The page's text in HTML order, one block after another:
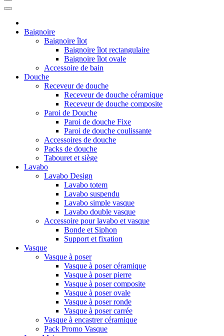
Baignoire
Baignoire îlot
Baignoire îlot rectangulaire
Baignoire îlot ovale
Accessoire de bain
Douche
Receveur de douche
Receveur de douche céramique
Receveur de douche composite
Paroi de Douche
Paroi de douche Fixe
Paroi de douche coulissante
Accessoires de douche
Packs de douche
Tabouret et siège
Lavabo
Lavabo Design
Lavabo totem
Lavabo suspendu
Lavabo simple vasque
Lavabo double vasque
Accessoire pour lavabo et vasque
Bonde et Siphon
Support et fixation
Vasque
Vasque à poser
Vasque à poser céramique
Vasque à poser pierre
Vasque à poser composite
Vasque à poser ovale
Vasque à poser ronde
Vasque à poser carrée
Vasque à encastrer céramique
Pack Promo Vasque